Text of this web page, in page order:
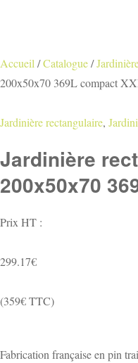
Accueil /Catalogue/
200x50x70 369L compact
Jardinière rectangulaire,
Jardinière
200x50x70
Prix HT :
299.17€
(359€ TTC)
Fabrication française en pin